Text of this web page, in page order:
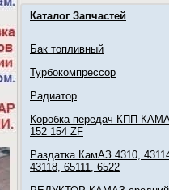
Каталог Запчастей
Бак топливный
Турбокомпрессор
Радиатор
Коробка передач КПП
152 154 ZF
Раздатка КамАЗ 4310,
43118, 65111, 6522